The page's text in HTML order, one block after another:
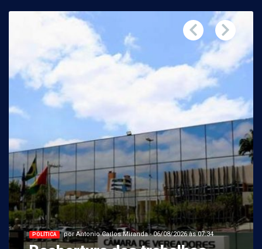
POLÍTICA por Antonio Carlos Miranda - 06/08/2026 às 07:34